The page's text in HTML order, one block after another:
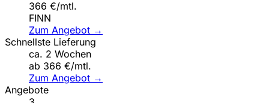
366 €/mtl.
FINN
Zum Angebot →
Schnellste Lieferung
ca. 2 Wochen
ab 366 €/mtl.
Zum Angebot →
Angebote